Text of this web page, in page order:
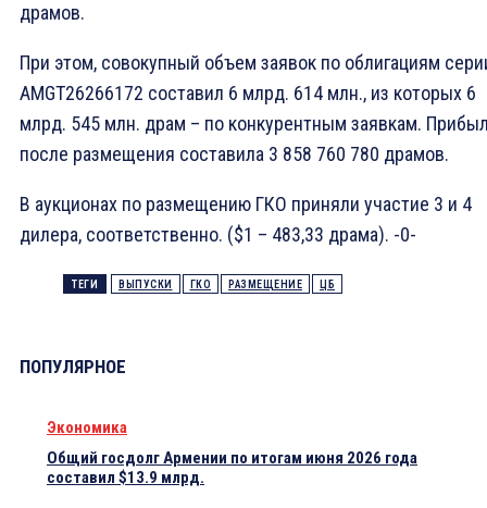
драмов.
При этом, совокупный объем заявок по облигациям
AMGT26266172 составил 6 млрд. 614 млн., из которых 6
млрд. 545 млн. драм – по конкурентным заявкам.
после размещения составила 3 858 760 780 драмов.
В аукционах по размещению ГКО приняли участие 3 и 4
дилера, соответственно. ($1 – 483,33 драма). -0-
ТЕГИ ВЫПУСКИ ГКО РАЗМЕЩЕНИЕ ЦБ
ПОПУЛЯРНОЕ
Экономика
Общий госдолг Армении по итогам июня 2026 года
составил $13.9 млрд.